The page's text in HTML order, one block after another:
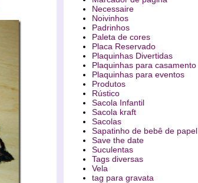
Necessaire
Noivinhos
Padrinhos
Paleta de cores
Placa Reservado
Plaquinhas Divertidas
Plaquinhas para casamento
Plaquinhas para eventos
Produtos
Rústico
Sacola Infantil
Sacola kraft
Sacolas
Sapatinho de bebê de papel
Save the date
Suculentas
Tags diversas
Vela
tag para gravata